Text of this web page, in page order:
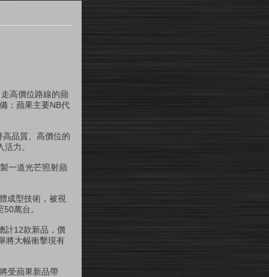
高價位路線的蘋
；蘋果主要NB代
品質、高價位的
力。
一道光芒照射蘋
成型技術，被視
萬台。
計12款新品，價
將大幅衝擊現有
受蘋果新品帶